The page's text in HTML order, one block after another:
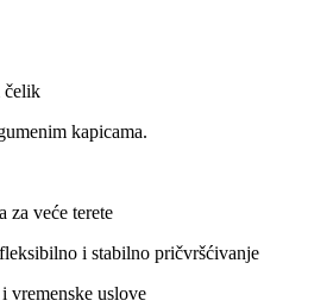
čelik
kapicama.
za veće terete
i stabilno pričvršćivanje
vremenske uslove